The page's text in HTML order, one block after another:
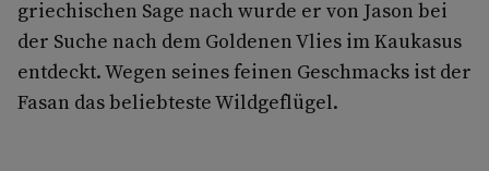
griechischen Sage nach wurde er von Jason bei
der Suche nach dem Goldenen Vlies im Kaukasus
entdeckt. Wegen seines feinen Geschmacks ist der
Fasan das beliebteste Wildgeflügel.